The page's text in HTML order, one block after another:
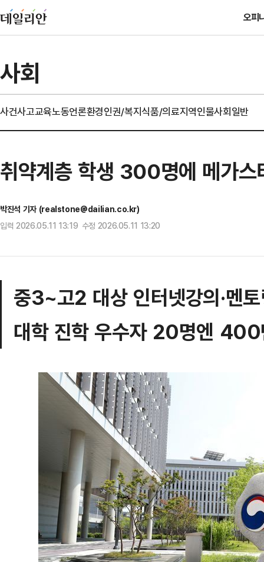
오피
사회
사건사고교육노동언론환경인권/복지식품/의료지역인물사회일반
취약계층 학생 300명에 메가스
박진석 기자 (realstone@dailian.co.kr)
입력 2026.05.11 13:19 수정 2026.05.11 13:20
중3~고2 대상 인터넷강의·멘
대학 진학 우수자 20명엔 400